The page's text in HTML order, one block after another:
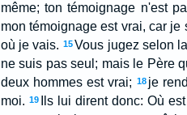
même; ton témoignage n'est
mon témoignage est vrai, car
où je vais. 15Vous jugez selon
ne suis pas seul; mais le Père
deux hommes est vrai; 18 je
moi. 19
Ils lui dirent donc: Où